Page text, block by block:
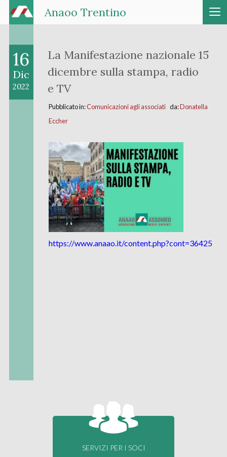
Anaoo Trentino
La Manifestazione nazionale 15
dicembre sulla stampa, radio
e TV
16
Dic
2022
Pubblicato in:Comunicazioni agli associatida:Donatella
Eccher
https://www.anaao.it/content.php?cont=36425
SERVIZI PER I SOCI